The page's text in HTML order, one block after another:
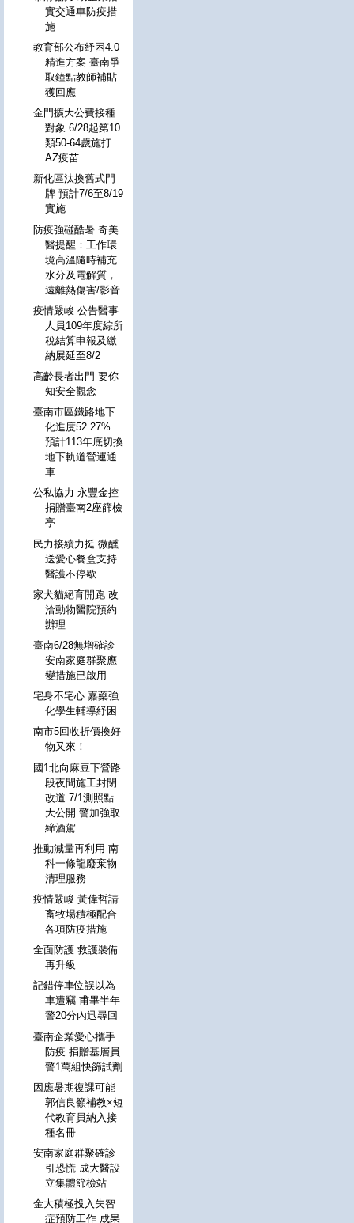
實交通車防疫措
施
教育部公布紓困4.0
精進方案 臺南爭
取鐘點教師補貼
獲回應
金門擴大公費接種
對象 6/28起第10
類50-64歲施打
AZ疫苗
新化區汰換舊式門
牌 預計7/6至8/19
實施
防疫強碰酷暑 奇美
醫提醒：工作環
境高溫隨時補充
水分及電解質，
遠離熱傷害/影音
疫情嚴峻 公告醫事
人員109年度綜所
稅結算申報及繳
納展延至8/2
高齡長者出門 要你
知安全觀念
臺南市區鐵路地下
化進度52.27%
預計113年底切換
地下軌道營運通
車
公私協力 永豐金控
捐贈臺南2座篩檢
亭
民力接續力挺 微醺
送愛心餐盒支持
醫護不停歇
家犬貓絕育開跑 改
洽動物醫院預約
辦理
臺南6/28無增確診
安南家庭群聚應
變措施已啟用
宅身不宅心 嘉藥強
化學生輔導紓困
南市5回收折價換好
物又來！
國1北向麻豆下營路
段夜間施工封閉
改道 7/1測照點
大公開 警加強取
締酒駕
推動減量再利用 南
科一條龍廢棄物
清理服務
疫情嚴峻 黃偉哲請
畜牧場積極配合
各項防疫措施
全面防護 救護裝備
再升級
記錯停車位誤以為
車遭竊 甫畢半年
警20分內迅尋回
臺南企業愛心攜手
防疫 捐贈基層員
警1萬組快篩試劑
因應暑期復課可能
郭信良籲補教×短
代教育員納入接
種名冊
安南家庭群聚確診
引恐慌 成大醫設
立集體篩檢站
金大積極投入失智
症預防工作 成果